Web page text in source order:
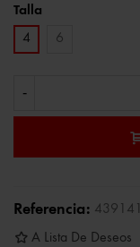
Talla
4
6
-
Referencia: 439141
A Lista De Deseos